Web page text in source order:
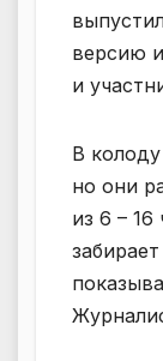
версию
и
В
но они
из 6 –